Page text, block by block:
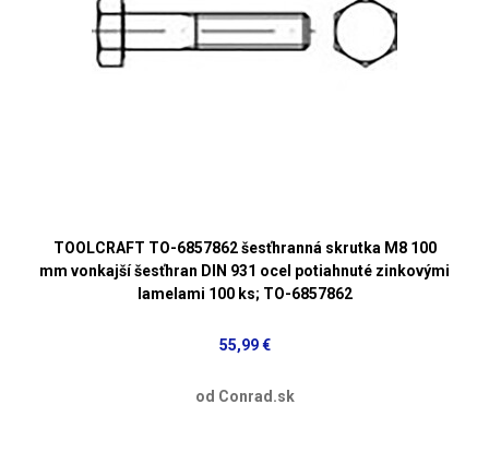
TOOLCRAFT TO-6857862 šesťhranná skrutka M8 100
mm vonkajší šesťhran DIN 931 ocel potiahnuté zinkovými
lamelami 100 ks; TO-6857862
55,99 €
od Conrad.sk